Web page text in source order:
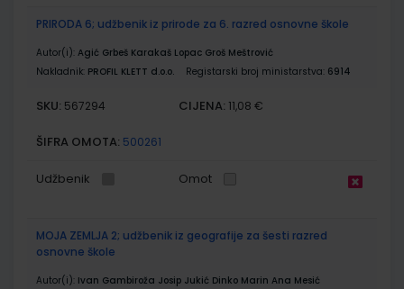
PRIRODA 6; udžbenik iz prirode za 6. razred osnovne škole
Autor(i): Agić Grbeš Karakaš Lopac Groš Meštrović
Nakladnik: PROFIL KLETT d.o.o. Registarski broj ministarstva: 6914
SKU: 567294 CIJENA: 11,08 €
ŠIFRA OMOTA: 500261
Udžbenik Omot
MOJA ZEMLJA 2; udžbenik iz geografije za šesti razred
osnovne škole
Autor(i): Ivan Gambiroža Josip Jukić Dinko Marin Ana Mesić